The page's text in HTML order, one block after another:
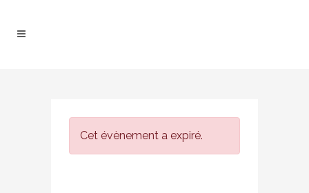
Cet évènement a expiré.